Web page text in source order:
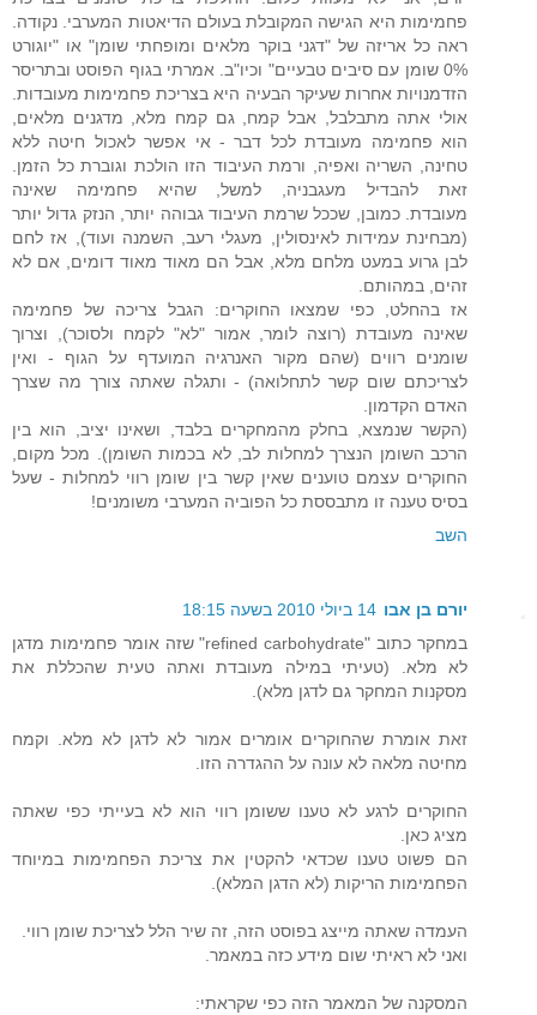
פחמימות היא הגישה המקובלת בעולם הדיאטות המערבי. נקודה.
ראה כל אריזה של "דגני בוקר מלאים ומופחתי שומן" או "יוגורט
0% שומן עם סיבים טבעיים" וכיו"ב. אמרתי בגוף הפוסט ובתריסר
הזדמנויות אחרות שעיקר הבעיה היא בצריכת פחמימות מעובדות.
אולי אתה מתבלבל, אבל קמח, גם קמח מלא, מדגנים מלאים,
הוא פחמימה מעובדת לכל דבר - אי אפשר לאכול חיטה ללא
טחינה, השריה ואפיה, ורמת העיבוד הזו הולכת וגוברת כל הזמן.
זאת להבדיל מעגבניה, למשל, שהיא פחמימה שאינה
מעובדת. כמובן, שככל שרמת העיבוד גבוהה יותר, הנזק גדול יותר
(מבחינת עמידות לאינסולין, מעגלי רעב, השמנה ועוד), אז לחם
לבן גרוע במעט מלחם מלא, אבל הם מאוד מאוד דומים, אם לא
זהים, במהותם.
אז בהחלט, כפי שמצאו החוקרים: הגבל צריכה של פחמימה
שאינה מעובדת (רוצה לומר, אמור "לא" לקמח ולסוכר), וצרוך
שומנים רווים (שהם מקור האנרגיה המועדף על הגוף - ואין
לצריכתם שום קשר לתחלואה) - ותגלה שאתה צורך מה שצרך
האדם הקדמון.
(הקשר שנמצא, בחלק מהמחקרים בלבד, ושאינו יציב, הוא בין
הרכב השומן הנצרך למחלות לב, לא בכמות השומן). מכל מקום,
החוקרים עצמם טוענים שאין קשר בין שומן רווי למחלות - שעל
בסיס טענה זו מתבססת כל הפוביה המערבי משומנים!
השב
יורם בן אבו 14 ביולי 2010 בשעה 18:15
במחקר כתוב "refined carbohydrate" שזה אומר פחמימות מדגן
לא מלא. (טעיתי במילה מעובדת ואתה טעית שהכללת את
מסקנות המחקר גם לדגן מלא).
זאת אומרת שהחוקרים אומרים אמור לא לדגן לא מלא. וקמח
מחיטה מלאה לא עונה על ההגדרה הזו.
החוקרים לרגע לא טענו ששומן רווי הוא לא בעייתי כפי שאתה
מציג כאן.
הם פשוט טענו שכדאי להקטין את צריכת הפחמימות במיוחד
הפחמימות הריקות (לא הדגן המלא).
העמדה שאתה מייצג בפוסט הזה, זה שיר הלל לצריכת שומן רווי.
ואני לא ראיתי שום מידע כזה במאמר.
המסקנה של המאמר הזה כפי שקראתי: